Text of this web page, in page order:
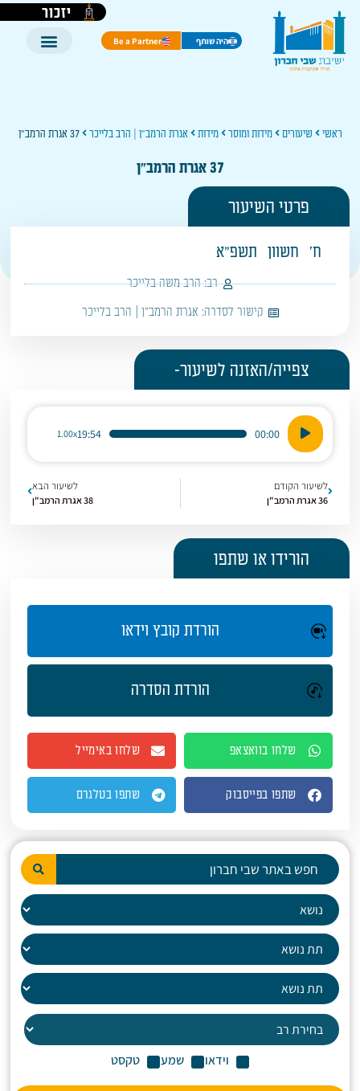
יזכור
היה שותף Be a Partner
ראשי שיעורים מידות ומוסר מידות אגרת הרמב"ן | הרב בלייכר 37 אגרת הרמב"ן
37 אגרת הרמב"ן
פרטי השיעור
ח' חשוון תשפ"א
רב: הרב משה בלייכר
קישור לסדרה: אגרת הרמב"ן | הרב בלייכר
צפייה/האזנה לשיעור-
נגן
אודיו
00:00
19:54
1.00x
לשיעור הקודם
36 אגרת הרמב"ן
לשיעור הבא
38 אגרת הרמב"ן
הורידו או שתפו
הורדת קובץ וידאו
הורדת הסדרה
שלחו בוואצאפ שלחו באימייל
שתפו בפייסבוק שתפו בטלגרם
וידאו שמע טקסט